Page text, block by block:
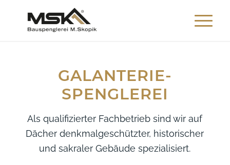
GALANTERIE­
SPENGLEREI
Als qualifizierter Fachbetrieb sind wir auf
Dächer denkmalgeschützter, historischer
und sakraler Gebäude spezialisiert.